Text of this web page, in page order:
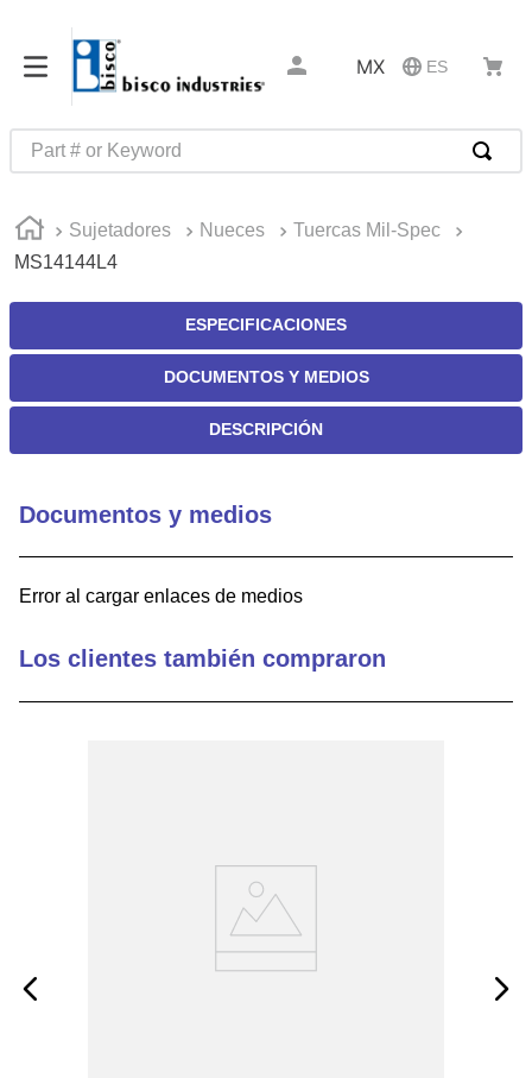
MX ES
Part # or Keyword
Sujetadores Nueces
Tuercas Mil-Spec
MS14144L4
ESPECIFICACIONES
DOCUMENTOS Y MEDIOS
DESCRIPCIÓN
Documentos y medios
Error al cargar enlaces de medios
Los clientes también compraron
1
latch
3.
captive
4.
pin connectors
5.
active
6.
relays
10.